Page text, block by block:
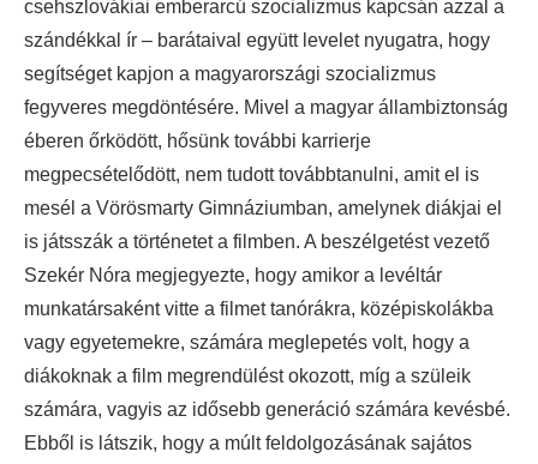
csehszlovákiai emberarcú szocializmus kapcsán azzal a
szándékkal ír – barátaival együtt levelet nyugatra, hogy
segítséget kapjon a magyarországi szocializmus
fegyveres megdöntésére. Mivel a magyar állambiztonság
éberen őrködött, hősünk további karrierje
megpecsételődött, nem tudott továbbtanulni, amit el is
mesél a Vörösmarty Gimnáziumban, amelynek diákjai el
is játsszák a történetet a filmben. A beszélgetést vezető
Szekér Nóra megjegyezte, hogy amikor a levéltár
munkatársaként vitte a filmet tanórákra, középiskolákba
vagy egyetemekre, számára meglepetés volt, hogy a
diákoknak a film megrendülést okozott, míg a szüleik
számára, vagyis az idősebb generáció számára kevésbé.
Ebből is látszik, hogy a múlt feldolgozásának sajátos